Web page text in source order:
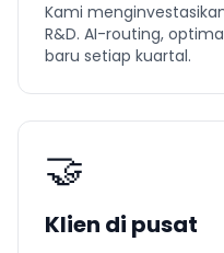
Kami
R&D. AI-routing,
baru setiap kuartal.
🤝
Klien di pusat